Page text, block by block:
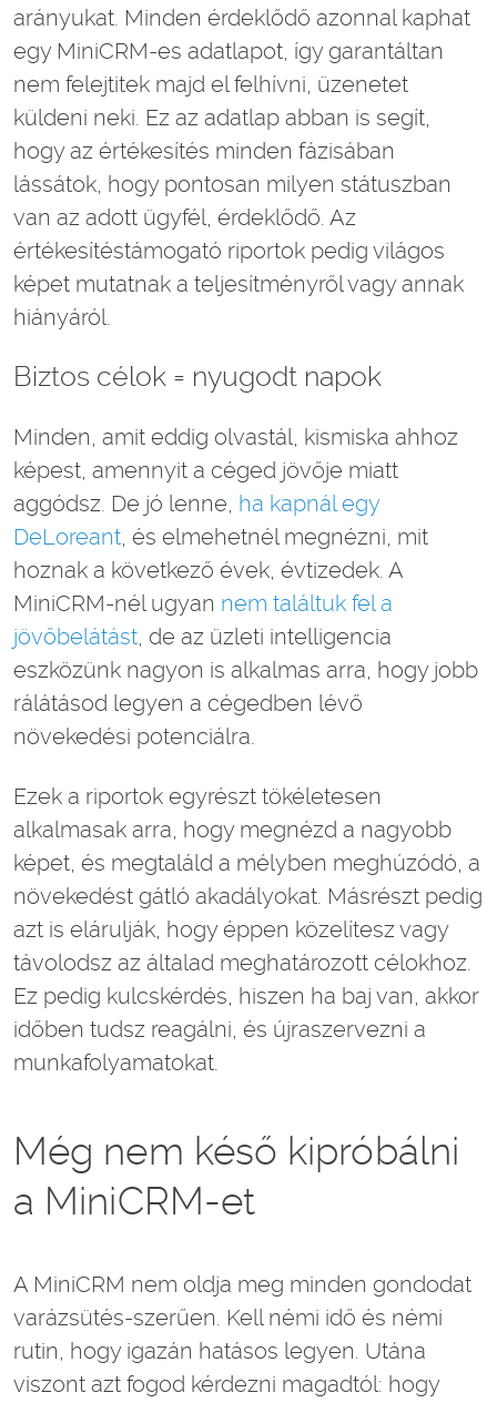
arányukat. Minden érdeklődő azonnal kaphat
egy MiniCRM-es adatlapot, így garantáltan
nem felejtitek majd el felhívni, üzenetet
küldeni neki. Ez az adatlap abban is segít,
hogy az értékesítés minden fázisában
lássátok, hogy pontosan milyen státuszban
van az adott ügyfél, érdeklődő. Az
értékesítéstámogató riportok pedig világos
képet mutatnak a teljesítményről vagy annak
hiányáról.
Biztos célok = nyugodt napok
Minden, amit eddig olvastál, kismiska ahhoz
képest, amennyit a céged jövője miatt
aggódsz. De jó lenne, ha kapnál egy
DeLoreant, és elmehetnél megnézni, mit
hoznak a következő évek, évtizedek. A
MiniCRM-nél ugyan nem találtuk fel a
jövőbelátást, de az üzleti intelligencia
eszközünk nagyon is alkalmas arra, hogy jobb
rálátásod legyen a cégedben lévő
növekedési potenciálra.
Ezek a riportok egyrészt tökéletesen
alkalmasak arra, hogy megnézd a nagyobb
képet, és megtaláld a mélyben meghúzódó, a
növekedést gátló akadályokat. Másrészt pedig
azt is elárulják, hogy éppen közelítesz vagy
távolodsz az általad meghatározott célokhoz.
Ez pedig kulcskérdés, hiszen ha baj van, akkor
időben tudsz reagálni, és újraszervezni a
munkafolyamatokat.
Még nem késő kipróbálni
a MiniCRM-et
A MiniCRM nem oldja meg minden gondodat
varázsütés-szerűen. Kell némi idő és némi
rutin, hogy igazán hatásos legyen. Utána
viszont azt fogod kérdezni magadtól: hogy